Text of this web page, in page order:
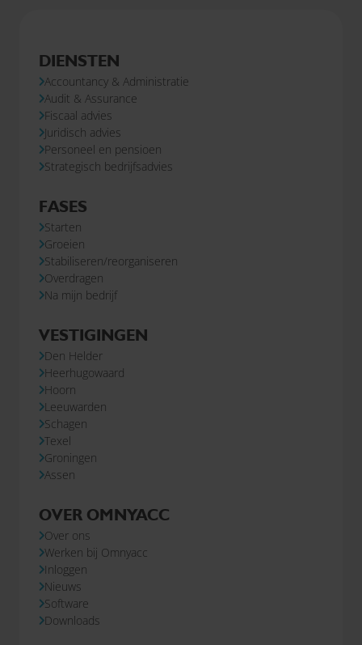
DIENSTEN
Accountancy & Administratie
Audit & Assurance
Fiscaal advies
Juridisch advies
Personeel en pensioen
Strategisch bedrijfsadvies
FASES
Starten
Groeien
Stabiliseren/reorganiseren
Overdragen
Na mijn bedrijf
VESTIGINGEN
Den Helder
Heerhugowaard
Hoorn
Leeuwarden
Schagen
Texel
Groningen
Assen
OVER OMNYACC
Over ons
Werken bij Omnyacc
Inloggen
Nieuws
Software
Downloads